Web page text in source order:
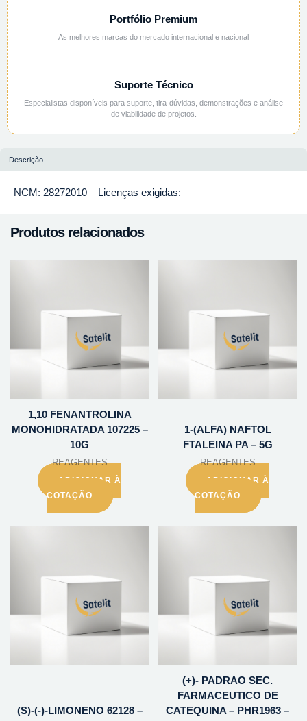
Portfólio Premium
As melhores marcas do mercado internacional e nacional
Suporte Técnico
Especialistas disponíveis para suporte, tira-dúvidas, demonstrações e análise
de viabilidade de projetos.
Descrição
NCM: 28272010 – Licenças exigidas:
Produtos relacionados
1,10 FENANTROLINA
MONOHIDRATADA 107225 –
10G
REAGENTES
ADICIONAR À
COTAÇÃO
1-(ALFA) NAFTOL
FTALEINA PA – 5G
REAGENTES
ADICIONAR À
COTAÇÃO
(S)-(-)-LIMONENO 62128 –
(+)- PADRAO SEC.
FARMACEUTICO DE
CATEQUINA – PHR1963 –